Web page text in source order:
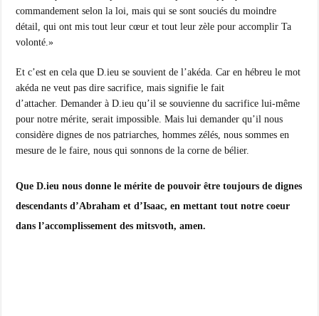
commandement selon la loi, mais qui se sont souciés du moindre
détail, qui ont mis tout leur cœur et tout leur zèle pour accomplir Ta
volonté.»
Et c’est en cela que D.ieu se souvient de l’akéda. Car en hébreu le mot
akéda ne veut pas dire sacrifice, mais signifie le fait
d’attacher. Demander à D.ieu qu’il se souvienne du sacrifice lui-même
pour notre mérite, serait impossible. Mais lui demander qu’il nous
considère dignes de nos patriarches, hommes zélés, nous sommes en
mesure de le faire, nous qui sonnons de la corne de bélier.
Que D.ieu nous donne le mérite de pouvoir être toujours de dignes
descendants d’Abraham et d’Isaac, en mettant tout notre coeur
dans l’accomplissement des mitsvoth, amen.